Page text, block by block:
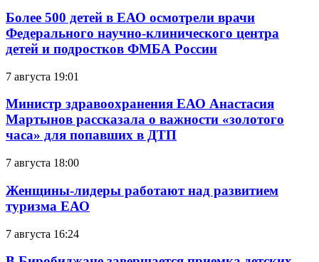
Более 500 детей в ЕАО осмотрели врачи
Федерального научно-клинического центра
детей и подростков ФМБА России
7 августа 19:01
Министр здравоохранения ЕАО Анастасия
Мартынов рассказала о важности «золотого
часа» для попавших в ДТП
7 августа 18:00
Женщины-лидеры работают над развитием
туризма ЕАО
7 августа 16:24